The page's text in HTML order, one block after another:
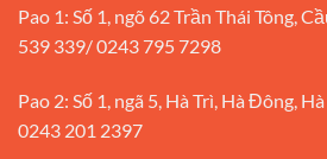
Pao 1: Số 1, ngõ 62 Trần Thái Tông,
539 339/ 0243 795 7298
Pao 2: Số 1, ngã 5, Hà Trì, Hà Đông,
0243 201 2397